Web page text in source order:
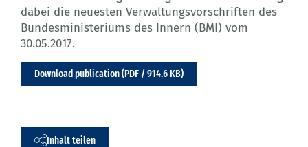
dabei die neuesten Verwaltungsvorschriften des
Bundesministeriums des Innern (BMI) vom
30.05.2017.
Download publication (PDF / 914.6 KB)
Inhalt teilen